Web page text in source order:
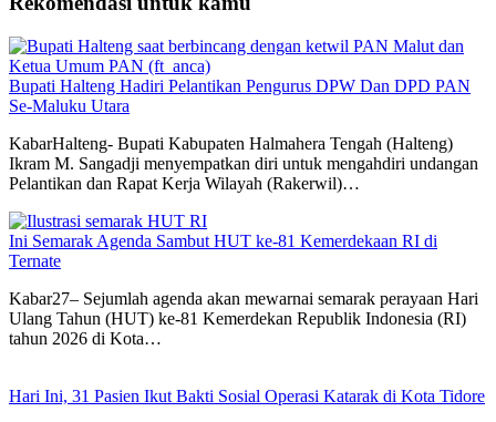
Bupati Halteng Hadiri Pelantikan Pengurus DPW Dan DPD PAN
Se-Maluku Utara
KabarHalteng- Bupati Kabupaten Halmahera Tengah (Halteng)
Ikram M. Sangadji menyempatkan diri untuk mengahdiri undangan
Pelantikan dan Rapat Kerja Wilayah (Rakerwil)…
Ini Semarak Agenda Sambut HUT ke-81 Kemerdekaan RI di
Ternate
Kabar27– Sejumlah agenda akan mewarnai semarak perayaan Hari
Ulang Tahun (HUT) ke-81 Kemerdekan Republik Indonesia (RI)
tahun 2026 di Kota…
Hari Ini, 31 Pasien Ikut Bakti Sosial Operasi Katarak di Kota Tidore